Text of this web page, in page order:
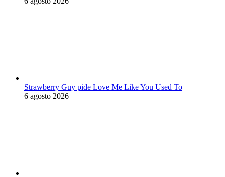
Strawberry Guy pide Love Me Like You Used To
6 agosto 2026